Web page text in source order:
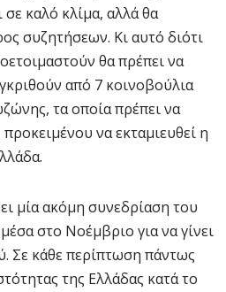
σε καλό κλίμα, αλλά θα
συζητήσεων. Κι αυτό διότι
θα πρέπει να
από 7 κοινοβούλια
τα οποία πρέπει να
να εκταμιευθεί η
μία ακόμη συνεδρίαση του
στο Νοέμβριο για να γίνει
Σε κάθε περίπτωση πάντως
της Ελλάδας κατά το